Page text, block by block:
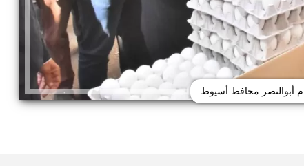
أبوالنصر محافظ أسيوط